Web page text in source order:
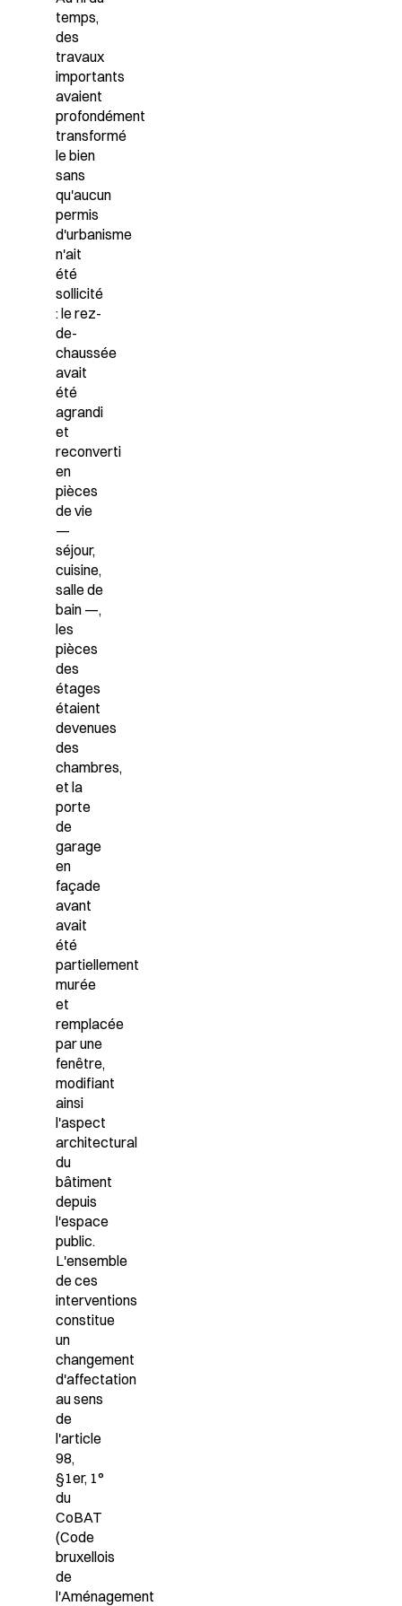
temps,
des
travaux
importants
avaient
profondément
transformé
le bien
sans
qu'aucun
permis
d'urbanisme
n'ait
été
sollicité
: le rez-
de-
chaussée
avait
été
agrandi
et
reconverti
en
pièces
de vie
—
séjour,
cuisine,
salle de
bain —,
les
pièces
des
étages
étaient
devenues
des
chambres,
et la
porte
de
garage
en
façade
avant
avait
été
partiellement
murée
et
remplacée
par une
fenêtre,
modifiant
ainsi
l'aspect
architectural
du
bâtiment
depuis
l'espace
public.
L'ensemble
de ces
interventions
constitue
un
changement
d'affectation
au sens
de
l'article
98,
§1er, 1°
du
CoBAT
(Code
bruxellois
de
l'Aménagement